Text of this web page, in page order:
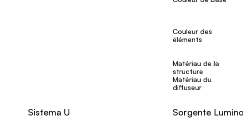
Couleur des
éléments
Matériau de la
structure
Matériau du
diffuseur
Sistema U Sorgente